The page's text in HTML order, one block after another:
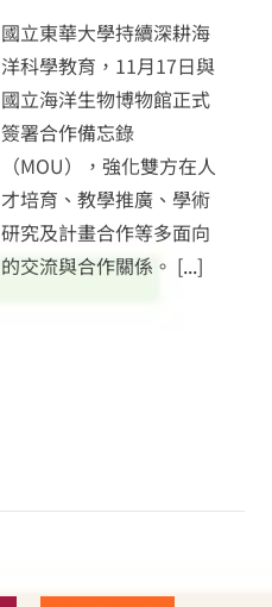
國立東華大學持續深耕海
洋科學教育，11月17日與
國立海洋生物博物館正式
簽署合作備忘錄
（MOU），強化雙方在人
才培育、教學推廣、學術
研究及計畫合作等多面向
的交流與合作關係。 [...]